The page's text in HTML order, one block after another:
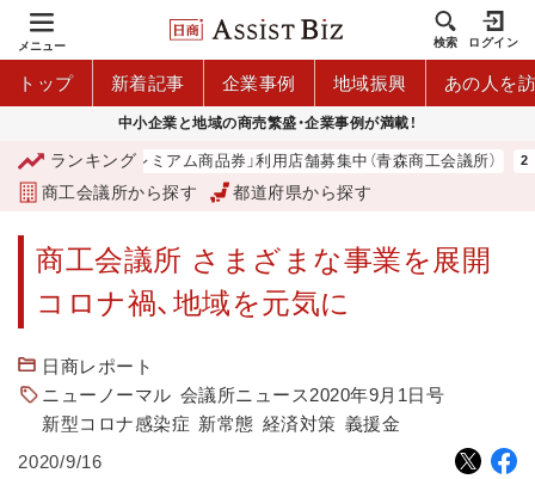
メニュー 検索 ログイン
トップ 新着記事 企業事例 地域振興 あの人を
中小企業と地域の商売繁盛・企業事例が満載！
ランキング
「青森市プレミアム商品券」利用店舗募集中（青森商工会議所）
商工会議所から探す 都道府県から探す
商工会議所 さまざまな事業を展開
コロナ禍、地域を元気に
日商レポート
ニューノーマル 会議所ニュース2020年9月1日号
新型コロナ感染症 新常態 経済対策 義援金
2020/9/16